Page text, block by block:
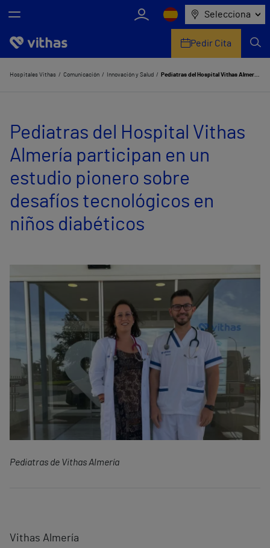
Selecciona
Nosotros
Servicios de salud
Equipo médico y asistencial
Comunicación
Pedir Cita
Hospitales Vithas Comunicación Innovación y Salud Pediatras del Hospital Vithas Almería participan en un estudio pionero sobre desafíos tecnológicos en niños diabéticos
Pediatras del Hospital Vithas
Almería participan en un
estudio pionero sobre
desafíos tecnológicos en
niños diabéticos
Pediatras de Vithas Almería
Vithas Almería